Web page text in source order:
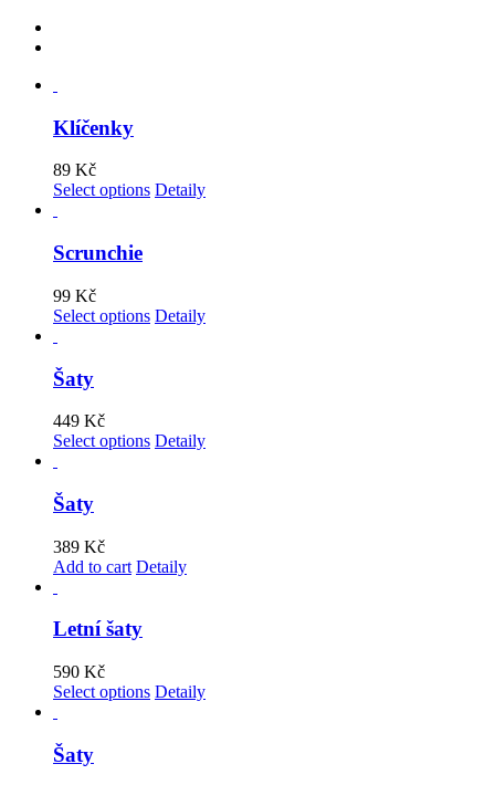
Klíčenky
89 Kč
Select options Detaily
Scrunchie
99 Kč
Select options Detaily
Šaty
449 Kč
Select options Detaily
Šaty
389 Kč
Add to cart Detaily
Letní šaty
590 Kč
Select options Detaily
Šaty